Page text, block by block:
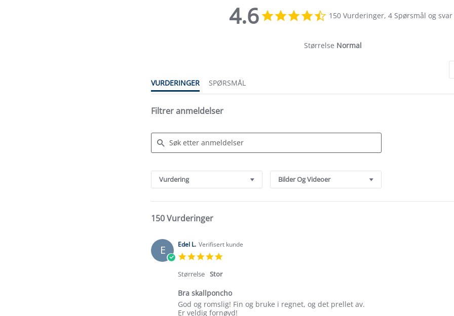
4.6
star
150 Vurderinger, 4 Spørsmål og svar
Størrelse Normal
VURDERINGER SPØRSMÅL
Filtrer anmeldelser
Reviews
Vurdering Bilder Og Videoer
150 Vurderinger
E Edel L. Verifisert kunde
Størrelse Stor
Bra skallponcho
Review
by
review
stating
God og romslig! Fin og bruke i regnet, og det prellet av.
Er veldig fornøyd!